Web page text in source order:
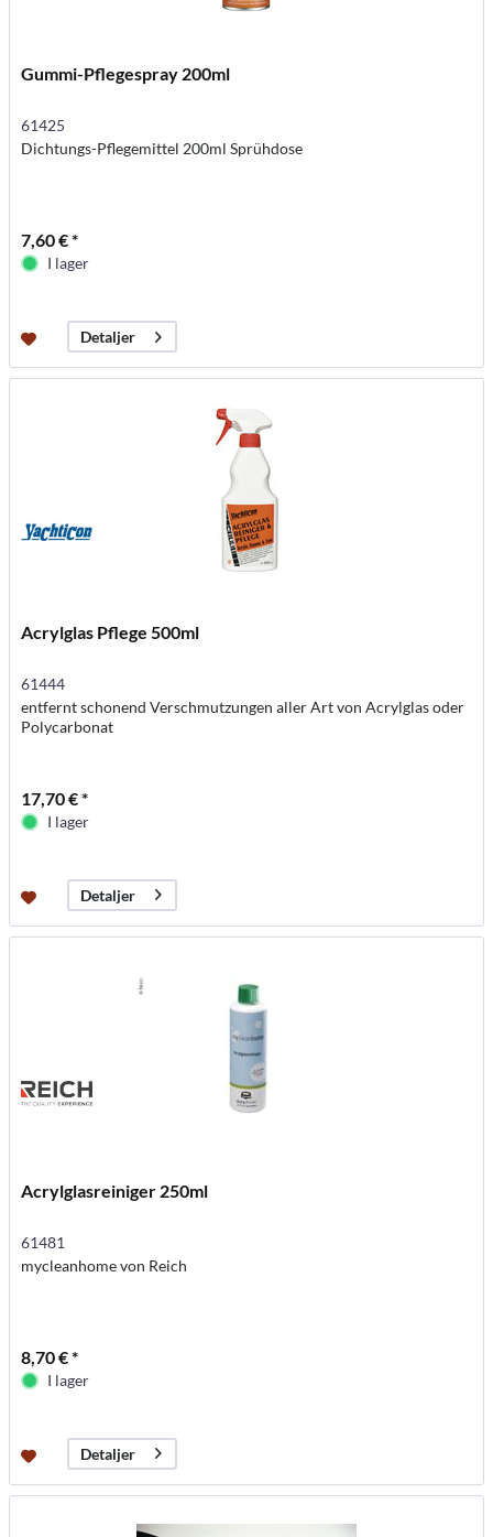
Gummi-Pflegespray 200ml
61425
Dichtungs-Pflegemittel 200ml Sprühdose
7,60 € *
I lager
Detaljer
Acrylglas Pflege 500ml
61444
entfernt schonend Verschmutzungen aller Art von Acrylglas oder
Polycarbonat
17,70 € *
I lager
Detaljer
Acrylglasreiniger 250ml
61481
mycleanhome von Reich
8,70 € *
I lager
Detaljer